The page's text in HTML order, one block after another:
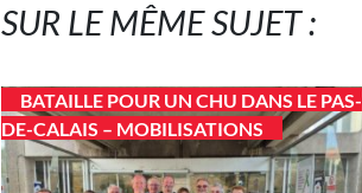
SUR LE MÊME SUJET :
BATAILLE POUR UN CHU DANS LE PAS-
DE-CALAIS – MOBILISATIONS